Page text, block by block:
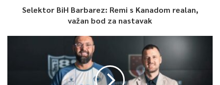
Selektor BiH Barbarez: Remi s Kanadom realan,
važan bod za nastavak